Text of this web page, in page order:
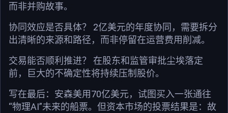
而非并购故事。
协同效应是否具体？ 2亿美元的年度协同，需要拆分
出清晰的来源和路径，而非停留在运营费用削减。
交易能否顺利推进？ 在股东和监管审批尘埃落定
前，巨大的不确定性将持续压制股价。
写在最后：安森美用70亿美元，试图买入一张通往
“物理AI”未来的船票。但资本市场的投票结果是：故